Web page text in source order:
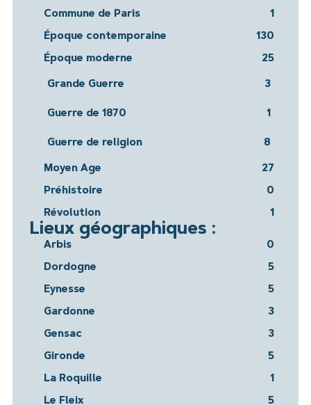
Commune de Paris 1
Époque contemporaine 130
Époque moderne 25
Grande Guerre 3
Guerre de 1870 1
Guerre de religion 8
Moyen Age 27
Préhistoire 0
Révolution 1
Lieux géographiques :
Arbis 0
Dordogne 5
Eynesse 5
Gardonne 3
Gensac 3
Gironde 5
La Roquille 1
Le Fleix 5